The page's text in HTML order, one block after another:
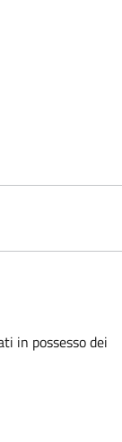
in possesso dei